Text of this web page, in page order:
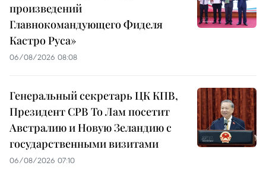
произведений
Главнокомандующего Фиделя
Кастро Руса»
06/08/2026 08:08
Генеральный секретарь ЦК КПВ,
Президент СРВ То Лам посетит
Австралию и Новую Зеландию с
государственными визитами
06/08/2026 07:10